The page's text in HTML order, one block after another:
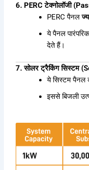
6. PERC टेक्नोलॉजी
PERC पैनल
ये पैनल
देते हैं।
7. सोलर ट्रैकिंग सिस्टम
ये सिस्टम पैनल
इससे बिजली